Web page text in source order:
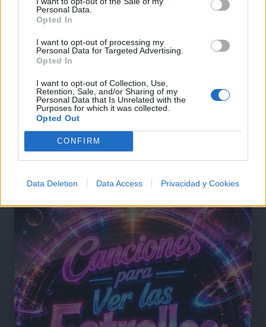
Personal Data.
Opted In
I want to opt-out of processing my
Personal Data for Targeted Advertising.
Opted In
I want to opt-out of Collection, Use,
Retention, Sale, and/or Sharing of my
Personal Data that Is Unrelated with the
Purposes for which it was collected.
Opted Out
CONFIRM
Data Deletion Data Access Privacidad y Cookies
Lo Mejor del Jazz and Soul
Comentar Letra
Comenta o pregunta lo que desees sobre Geminis o
'Mascarada'
Comentarios (1)
@musicapuntocom